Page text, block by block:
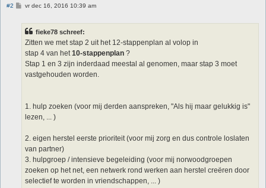
#2
B
c
h
vr dec 16, 2016 10:39 am
fieke78 schreef:
Zitten we met stap 2 uit het 12-stappenplan al volop in
stap 4 van het10-stappenplan ?
Stap 1 en 3 zijn inderdaad meestal al genomen, maar stap 3 moet
vastgehouden worden.
1. hulp zoeken (voor mij derden aanspreken, "Als hij maar gelukkig is"
lezen, ... )
2. eigen herstel eerste prioriteit (voor mij zorg en dus controle loslaten
van partner)
3. hulpgroep / intensieve begeleiding (voor mij norwoodgroepen
zoeken op het net, een netwerk rond werken aan herstel creëren door
selectief te worden in vriendschappen, ... )